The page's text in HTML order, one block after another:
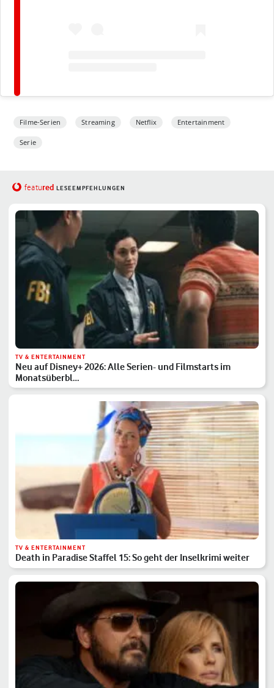
Filme-Serien Streaming Netflix Entertainment
Serie
featured LESEEMPFEHLUNGEN
TV & ENTERTAINMENT
Neu auf Disney+ 2026: Alle Serien- und Filmstarts im
Monatsüberbl…
TV & ENTERTAINMENT
Death in Paradise Staffel 15: So geht der Inselkrimi weiter